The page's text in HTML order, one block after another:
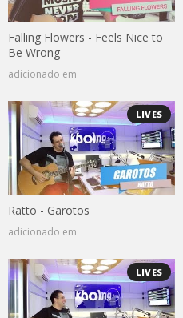
Falling Flowers - Feels Nice to
Be Wrong
adicionado em
LIVES
Ratto - Garotos
adicionado em
LIVES